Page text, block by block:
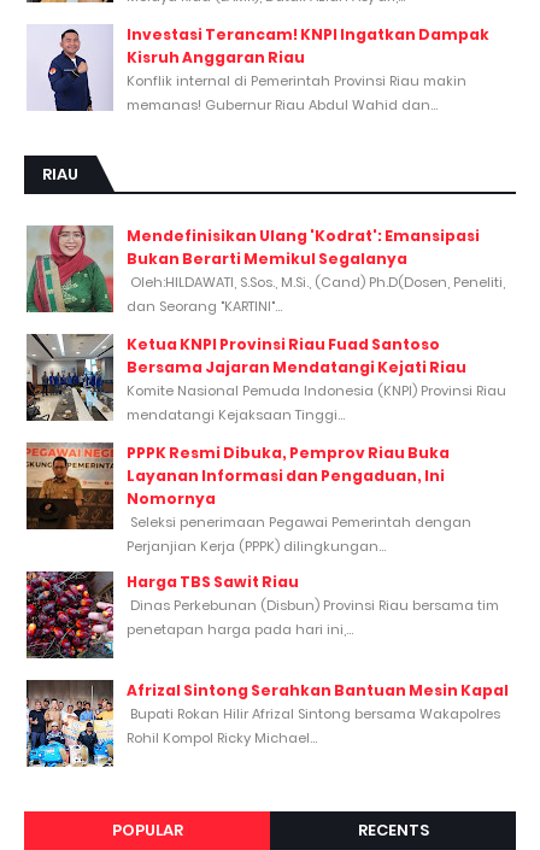
Investasi Terancam! KNPI Ingatkan Dampak
Kisruh Anggaran Riau
Konflik internal di Pemerintah Provinsi Riau makin
memanas! Gubernur Riau Abdul Wahid dan...
RIAU
Mendefinisikan Ulang 'Kodrat': Emansipasi
Bukan Berarti Memikul Segalanya
Oleh:HILDAWATI, S.Sos., M.Si., (Cand) Ph.D(Dosen, Peneliti,
dan Seorang "KARTINI"...
Ketua KNPI Provinsi Riau Fuad Santoso
Bersama Jajaran Mendatangi Kejati Riau
Komite Nasional Pemuda Indonesia (KNPI) Provinsi Riau
mendatangi Kejaksaan Tinggi...
PPPK Resmi Dibuka, Pemprov Riau Buka
Layanan Informasi dan Pengaduan, Ini
Nomornya
Seleksi penerimaan Pegawai Pemerintah dengan
Perjanjian Kerja (PPPK) dilingkungan...
Harga TBS Sawit Riau
Dinas Perkebunan (Disbun) Provinsi Riau bersama tim
penetapan harga pada hari ini,...
Afrizal Sintong Serahkan Bantuan Mesin Kapal
Bupati Rokan Hilir Afrizal Sintong bersama Wakapolres
Rohil Kompol Ricky Michael...
POPULAR RECENTS